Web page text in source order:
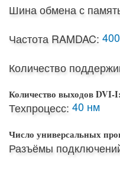
Шина обмена с
Частота RAMDAC:
Количество
Количество выходов DVI-I:
Техпроцесс: 40 нм
Число универсальных
Разъёмы